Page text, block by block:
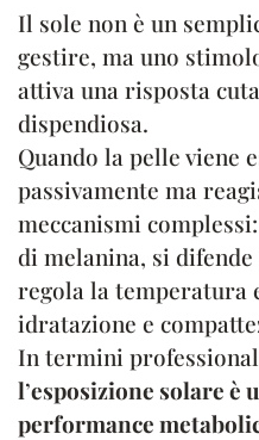
Il sole non è un
gestire, ma uno
attiva una risposta
dispendiosa.
Quando la pelle viene
passivamente ma
meccanismi
di melanina, si
regola la temperatura
idratazione e
In termini
l’esposizione solare è
performance